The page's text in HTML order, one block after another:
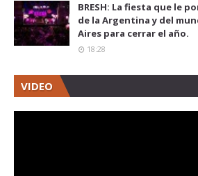
BRESH: La fiesta que le
de la Argentina y del
Aires para cerrar el año.
18:28
VIDEO